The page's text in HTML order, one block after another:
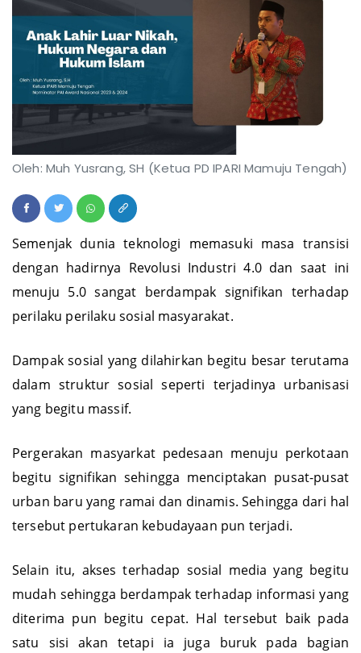
Oleh: Muh Yusrang, SH (Ketua PD IPARI Mamuju Tengah)
Semenjak dunia teknologi memasuki masa transisi
dengan hadirnya Revolusi Industri 4.0 dan saat ini
menuju 5.0 sangat berdampak signifikan terhadap
perilaku perilaku sosial masyarakat.
Dampak sosial yang dilahirkan begitu besar terutama
dalam struktur sosial seperti terjadinya urbanisasi
yang begitu massif.
Pergerakan masyarkat pedesaan menuju perkotaan
begitu signifikan sehingga menciptakan pusat-pusat
urban baru yang ramai dan dinamis. Sehingga dari hal
tersebut pertukaran kebudayaan pun terjadi.
Selain itu, akses terhadap sosial media yang begitu
mudah sehingga berdampak terhadap informasi yang
diterima pun begitu cepat. Hal tersebut baik pada
satu sisi akan tetapi ia juga buruk pada bagian